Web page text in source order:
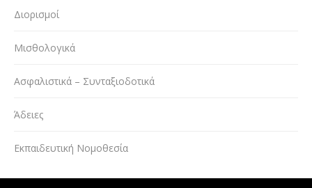
Διορισμοί
Μισθολογικά
Ασφαλιστικά – Συνταξιοδοτικά
Άδειες
Εκπαιδευτική Νομοθεσία